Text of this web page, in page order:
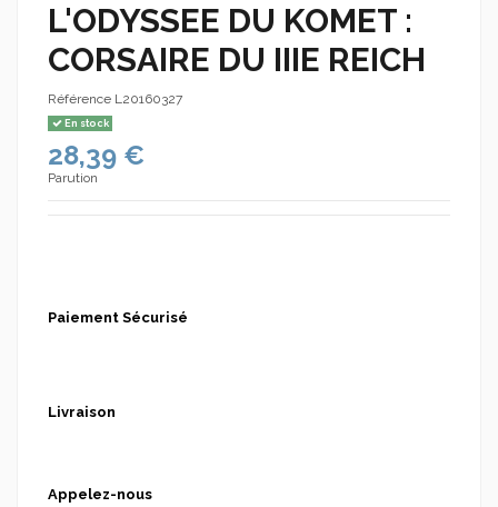
L'ODYSSEE DU KOMET :
CORSAIRE DU IIIE REICH
Référence L20160327
En stock
28,39 €
Parution
Paiement Sécurisé
Livraison
Appelez-nous